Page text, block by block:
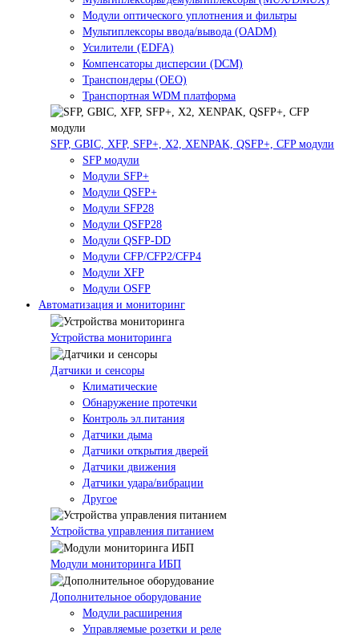
Модули оптического уплотнения и фильтры
Мультиплексоры ввода/вывода (OADM)
Усилители (EDFA)
Компенсаторы дисперсии (DCM)
Транспондеры (OEO)
Транспортная WDM платформа
SFP, GBIC, XFP, SFP+, X2, XENPAK, QSFP+, CFP модули
SFP модули
Модули SFP+
Модули QSFP+
Модули SFP28
Модули QSFP28
Модули QSFP-DD
Модули CFP/CFP2/CFP4
Модули XFP
Модули OSFP
Автоматизация и мониторинг
Устройства мониторинга
Датчики и сенсоры
Климатические
Обнаружение протечки
Контроль эл.питания
Датчики дыма
Датчики открытия дверей
Датчики движения
Датчики удара/вибрации
Другое
Устройства управления питанием
Модули мониторинга ИБП
Дополнительное оборудование
Модули расширения
Управляемые розетки и реле